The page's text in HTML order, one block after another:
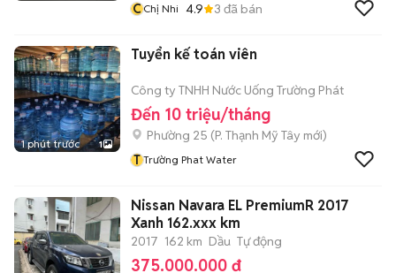
CChị Nhi 4.9 3 đã bán
1 phút trước 1
Tuyển kế toán viên
Công ty TNHH Nước Uống Trường Phát
Đến 10 triệu/tháng
Phường 25 (P. Thạnh Mỹ Tây mới)
T Trường Phat Water
Nissan Navara EL PremiumR 2017
Xanh 162.xxx km
2017 162 km Dầu Tự động
375.000.000 đ